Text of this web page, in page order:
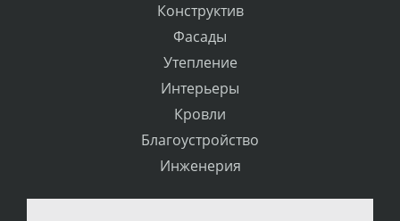
Конструктив
Фасады
Утепление
Интерьеры
Кровли
Благоустройство
Инженерия